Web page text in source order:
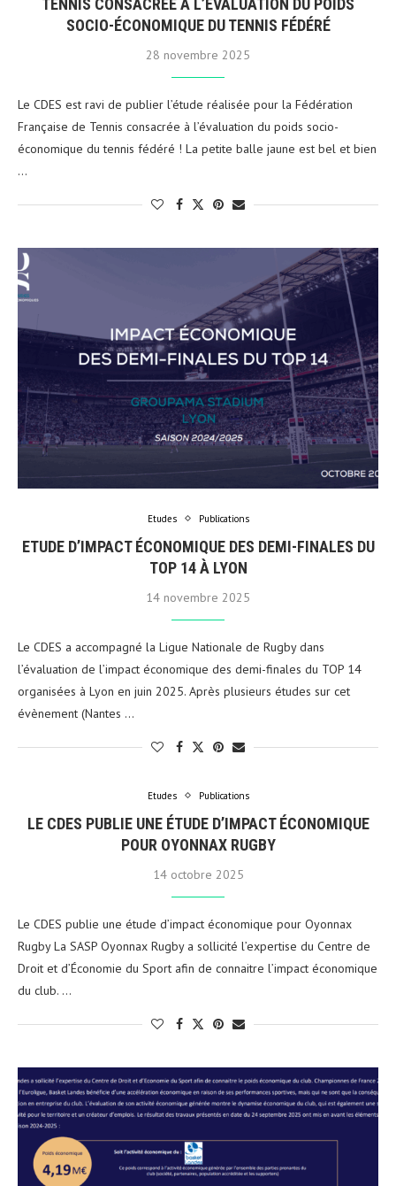
TENNIS CONSACRÉE À L’ÉVALUATION DU POIDS
SOCIO-ÉCONOMIQUE DU TENNIS FÉDÉRÉ
28 novembre 2025
Le CDES est ravi de publier l’étude réalisée pour la Fédération
Française de Tennis consacrée à l’évaluation du poids socio-
économique du tennis fédéré ! La petite balle jaune est bel et bien
…
Etudes Publications
ETUDE D’IMPACT ÉCONOMIQUE DES DEMI-FINALES DU
TOP 14 À LYON
14 novembre 2025
Le CDES a accompagné la Ligue Nationale de Rugby dans
l’évaluation de l’impact économique des demi-finales du TOP 14
organisées à Lyon en juin 2025. Après plusieurs études sur cet
évènement (Nantes …
Etudes Publications
LE CDES PUBLIE UNE ÉTUDE D’IMPACT ÉCONOMIQUE
POUR OYONNAX RUGBY
14 octobre 2025
Le CDES publie une étude d’impact économique pour Oyonnax
Rugby La SASP Oyonnax Rugby a sollicité l’expertise du Centre de
Droit et d’Économie du Sport afin de connaitre l’impact économique
du club. …